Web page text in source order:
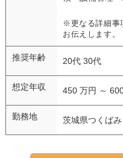
※更なる詳細事
お伝えします。
推奨年齢 20代 30代
想定年収 450 万円 ～
勤務地 茨城県つくば